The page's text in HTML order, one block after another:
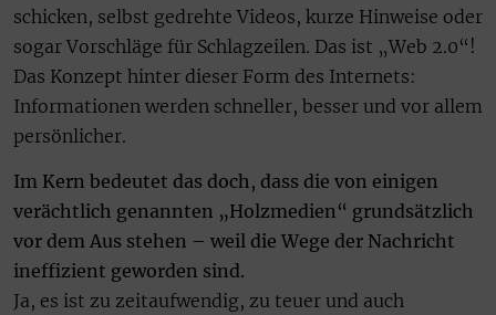
schicken, selbst gedrehte Videos, kurze Hinweise oder
sogar Vorschläge für Schlagzeilen. Das ist „Web 2.0“!
Das Konzept hinter dieser Form des Internets:
Informationen werden schneller, besser und vor allem
persönlicher.
Im Kern bedeutet das doch, dass die von einigen
verächtlich genannten „Holzmedien“ grundsätzlich
vor dem Aus stehen – weil die Wege der Nachricht
ineffizient geworden sind.
Ja, es ist zu zeitaufwendig, zu teuer und auch